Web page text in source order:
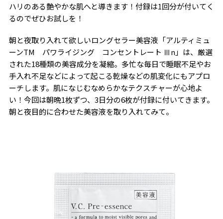
ハリのある艶やかな肌へと導きます！付録は1回分が付いてく
るのでぜひお試しを！
朝と夜取り入れて欲しいロングセラー美容液「アルティミュ
ーンTM パワライジング コンセントレート Ⅲn」は、厳選
された18種類の美容成分を凝縮。多忙な毎日で睡眠不足やお
手入れ不足などによって起こる乾燥などの肌変化にもアプロ
ーチします。肌になじむなめらかなテクスチャーが心地よ
い！今回は朝晩1枚ずつ、3日分の6枚が付録に付いてきます。
朝と夜目的に合わせた美容液を取り入れてみて。